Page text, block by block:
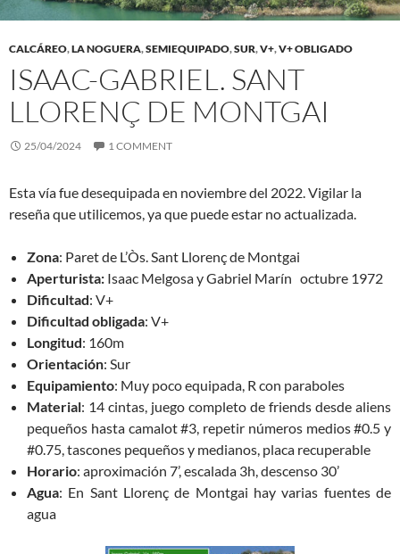
CALCÁREO,LA NOGUERA,SEMIEQUIPADO,SUR,V+,V+ OBLIGADO
ISAAC-GABRIEL. SANT
LLORENÇ DE MONTGAI
25/04/2024 1 COMMENT
Esta vía fue desequipada en noviembre del 2022. Vigilar la
reseña que utilicemos, ya que puede estar no actualizada.
Zona: Paret de L’Òs. Sant Llorenç de Montgai
Aperturista: Isaac Melgosa y Gabriel Marín octubre 1972
Dificultad: V+
Dificultad obligada: V+
Longitud: 160m
Orientación: Sur
Equipamiento: Muy poco equipada, R con paraboles
Material: 14 cintas, juego completo de friends desde aliens
pequeños hasta camalot #3, repetir números medios #0.5 y
#0.75, tascones pequeños y medianos, placa recuperable
Horario: aproximación 7’, escalada 3h, descenso 30’
Agua: En Sant Llorenç de Montgai hay varias fuentes de
agua